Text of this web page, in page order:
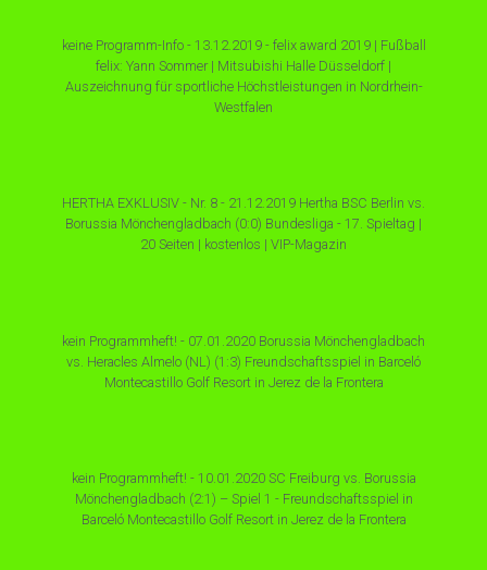
keine Programm-Info - 13.12.2019 - felix award 2019 | Fußball
felix: Yann Sommer | Mitsubishi Halle Düsseldorf |
Auszeichnung für sportliche Höchstleistungen in Nordrhein-
Westfalen
HERTHA EXKLUSIV - Nr. 8 - 21.12.2019 Hertha BSC Berlin vs.
Borussia Mönchengladbach (0:0) Bundesliga - 17. Spieltag |
20 Seiten | kostenlos | VIP-Magazin
kein Programmheft! - 07.01.2020 Borussia Mönchengladbach
vs. Heracles Almelo (NL) (1:3) Freundschaftsspiel in Barceló
Montecastillo Golf Resort in Jerez de la Frontera
kein Programmheft! - 10.01.2020 SC Freiburg vs. Borussia
Mönchengladbach (2:1) – Spiel 1 - Freundschaftsspiel in
Barceló Montecastillo Golf Resort in Jerez de la Frontera